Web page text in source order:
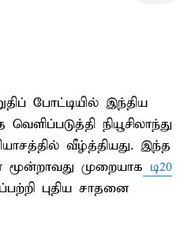
போட்டியில் இந்திய
நியூசிலாந்து
வீழ்த்தியது. இந்த
மூன்றாவது முறையாக டி20
புதிய சாதனை